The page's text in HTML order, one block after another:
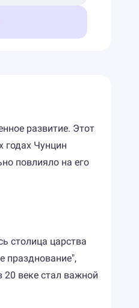
развитие. Этот
годах Чунцин
повлияло на его
столица царства
празднование",
веке стал важной